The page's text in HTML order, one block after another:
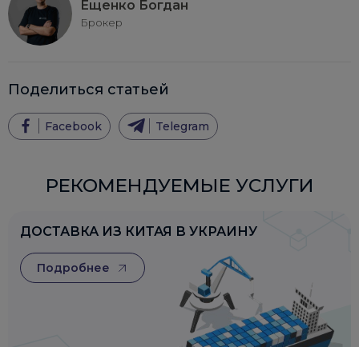
Ещенко Богдан
Брокер
Поделиться статьей
Facebook Telegram
РЕКОМЕНДУЕМЫЕ УСЛУГИ
ДОСТАВКА ИЗ КИТАЯ В УКРАИНУ
Подробнее